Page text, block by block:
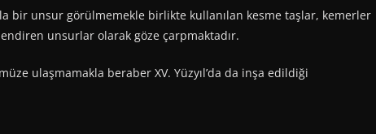
bir unsur görülmemekle birlikte kullanılan kesme taşlar, kemerler
unsurlar olarak göze çarpmaktadır.
ulaşmamakla beraber XV. Yüzyıl’da da inşa edildiği